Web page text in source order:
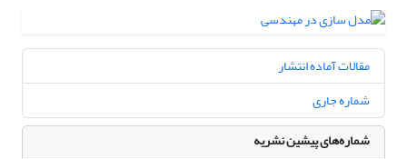
مقالات آماده انتشار
شماره جاری
شماره‌های پیشین نشریه